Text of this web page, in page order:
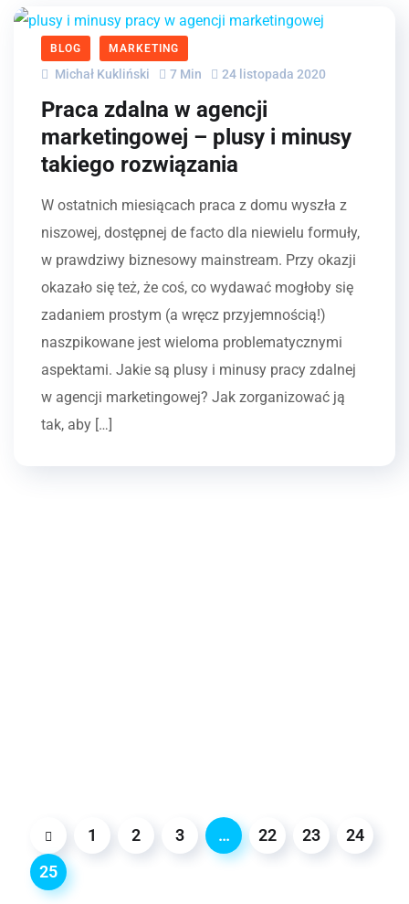
BLOG MARKETING
Michał Kukliński 7 Min 24 listopada 2020
Praca zdalna w agencji
marketingowej – plusy i minusy
takiego rozwiązania
W ostatnich miesiącach praca z domu wyszła z
niszowej, dostępnej de facto dla niewielu formuły,
w prawdziwy biznesowy mainstream. Przy okazji
okazało się też, że coś, co wydawać mogłoby się
zadaniem prostym (a wręcz przyjemnością!)
naszpikowane jest wieloma problematycznymi
aspektami. Jakie są plusy i minusy pracy zdalnej
w agencji marketingowej? Jak zorganizować ją
tak, aby […]
1 2 3 … 22 23
24
25